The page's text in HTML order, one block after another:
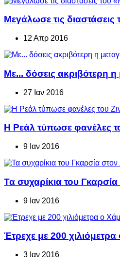
Μεγάλωσε τις
12 Απρ 2016
Με... δόσεις ακριβότερη
27 Ιαν 2016
Η Ρεάλ τύπωσε φανέλες
9 Ιαν 2016
Τα συχαρίκια του Γκαρσία
9 Ιαν 2016
Έτρεχε με 200
3 Ιαν 2016